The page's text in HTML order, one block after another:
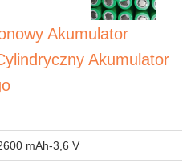
Akumulator
Akumulator
mAh-3,6 V